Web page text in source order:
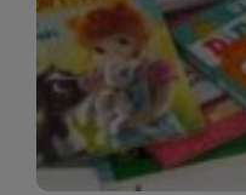
zawsze będziesz